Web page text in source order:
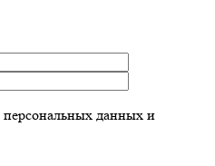
персональных данных и